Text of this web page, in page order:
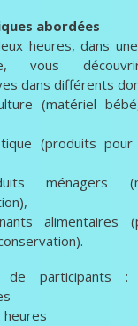
abordées
heures, dans
vous
dans différents
(matériel
(produits
ménagers
alimentaires
de
heures